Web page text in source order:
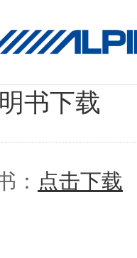
书下载
： 点击下载